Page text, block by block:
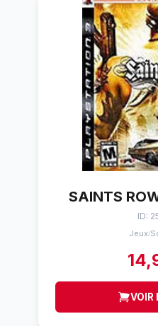
SAINTS
ID:
Jeux/
VOIR